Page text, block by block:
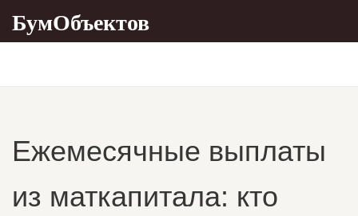
БумОбъектов
Ежемесячные выплаты
из маткапитала: кто